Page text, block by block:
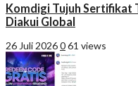
Komdigi Tujuh Sertifikat
Diakui Global
26 Juli 2026061 views